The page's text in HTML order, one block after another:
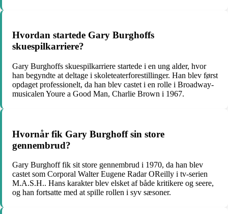
Hvordan startede Gary Burghoffs
skuespilkarriere?
Gary Burghoffs skuespilkarriere startede i en ung alder, hvor
han begyndte at deltage i skoleteaterforestillinger. Han blev først
opdaget professionelt, da han blev castet i en rolle i Broadway-
musicalen Youre a Good Man, Charlie Brown i 1967.
Hvornår fik Gary Burghoff sin store
gennembrud?
Gary Burghoff fik sit store gennembrud i 1970, da han blev
castet som Corporal Walter Eugene Radar OReilly i tv-serien
M.A.S.H.. Hans karakter blev elsket af både kritikere og seere,
og han fortsatte med at spille rollen i syv sæsoner.